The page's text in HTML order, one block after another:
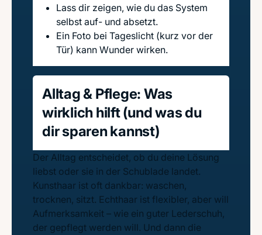
Lass dir zeigen, wie du das System
selbst auf- und absetzt.
Ein Foto bei Tageslicht (kurz vor der
Tür) kann Wunder wirken.
Alltag & Pflege: Was
wirklich hilft (und was du
dir sparen kannst)
Der Alltag entscheidet, ob du deine Lösung
liebst oder sie in der Schublade landet.
Kunsthaar ist oft dankbar: waschen,
trocknen, sitzt. Echthaar ist flexibler, aber will
Aufmerksamkeit – wie ein guter Lederschuh,
der gepflegt werden will. Und dann die